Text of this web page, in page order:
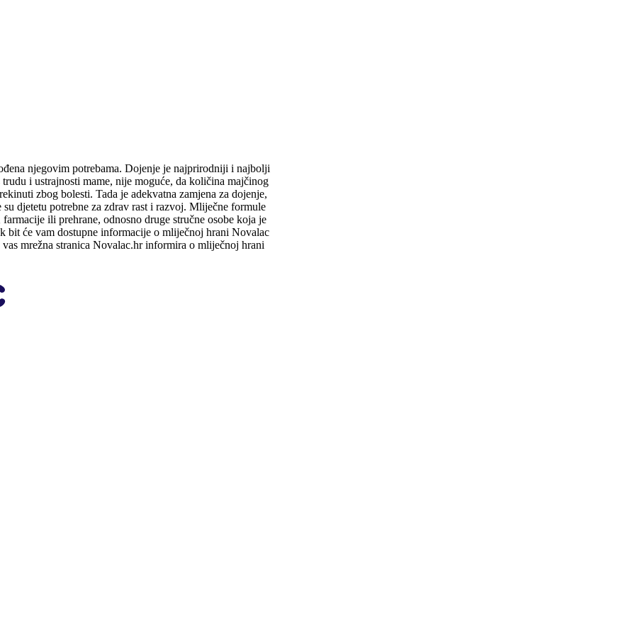
njegovim potrebama. Dojenje je najprirodniji i najbolji
i ustrajnosti mame, nije moguće, da količina majčinog
zbog bolesti. Tada je adekvatna zamjena za dojenje,
djetetu potrebne za zdrav rast i razvoj. Mliječne formule
ili prehrane, odnosno druge stručne osobe koja je
bit će vam dostupne informacije o mliječnoj hrani Novalac
mrežna stranica Novalac.hr informira o mliječnoj hrani